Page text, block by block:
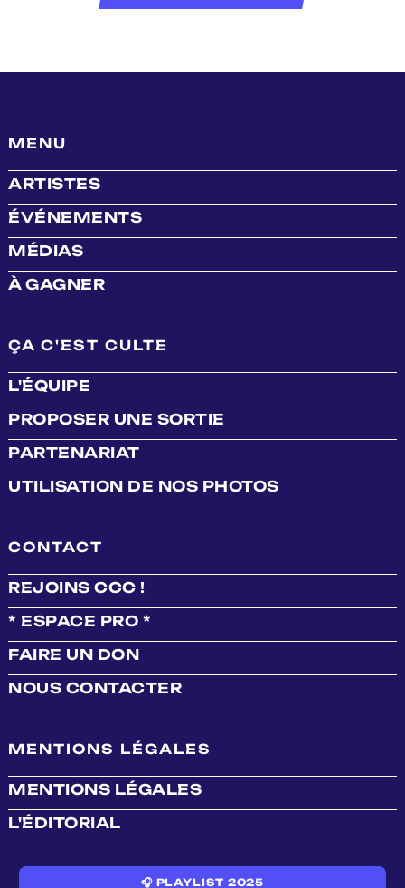
MENU
ARTISTES
ÉVÉNEMENTS
MÉDIAS
À GAGNER
ÇA C'EST CULTE
L'ÉQUIPE
PROPOSER UNE SORTIE
PARTENARIAT
UTILISATION DE NOS PHOTOS
CONTACT
REJOINS CCC !
* ESPACE PRO *
FAIRE UN DON
NOUS CONTACTER
MENTIONS LÉGALES
MENTIONS LÉGALES
L'ÉDITORIAL
🎧 PLAYLIST 2025